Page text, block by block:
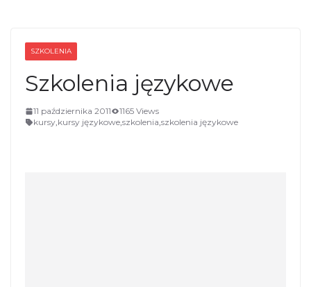
SZKOLENIA
Szkolenia językowe
11 października 2011
1165 Views
kursy,kursy językowe,szkolenia,szkolenia językowe